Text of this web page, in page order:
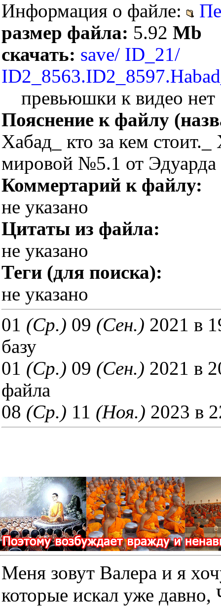
Информация о файле:
размер файла: 5.92 Mb
скачать: save/ ID_21/
превьюшки к видео нет
Пояснение к файлу
Хабад_ кто за кем
мировой №5.1 от Эдуарда
Коммертарий к файлу:
не указано
Цитаты из файла:
не указано
Теги (для поиска):
не указано
01 (Ср.) 09 (Сен.) 2021 в
базу
01 (Ср.) 09 (Сен.) 2021 в
файла
08 (Ср.) 11 (Ноя.) 2023 в
Меня зовут Валера и я
которые искал уже